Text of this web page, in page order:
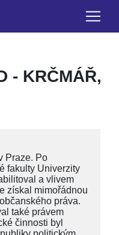
- KRČMÁŘ,
Praze. Po
fakulty Univerzity
a vlivem
získal mimořádnou
práva.
také právem
činnosti byl